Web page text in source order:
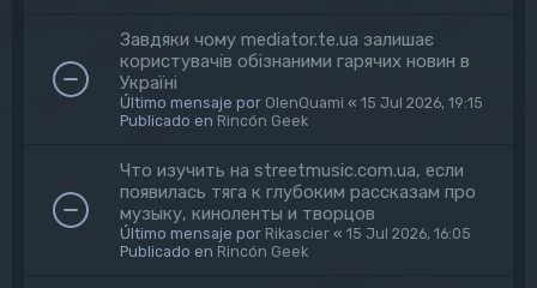
Завдяки чому mediator.te.ua залишає
користувачів обізнаними гарячих новин в
Україні
Último mensaje por OlenQuami « 15 Jul 2026, 19:15
Publicado en Rincón Geek
Что изучить на streetmusic.com.ua, если
появилась тяга к глубоким рассказам про
музыку, киноленты и творцов
Último mensaje por Rikascier « 15 Jul 2026, 16:05
Publicado en Rincón Geek